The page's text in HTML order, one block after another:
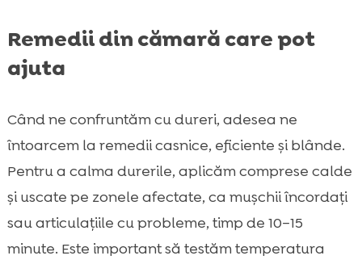
Remedii din cămară care pot
ajuta
Când ne confruntăm cu dureri, adesea ne
întoarcem la remedii casnice, eficiente și blânde.
Pentru a calma durerile, aplicăm comprese calde
și uscate pe zonele afectate, ca mușchii încordați
sau articulațiile cu probleme, timp de 10–15
minute. Este important să testăm temperatura